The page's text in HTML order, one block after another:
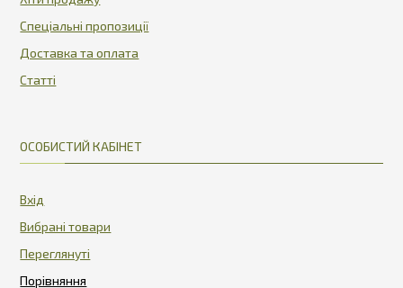
Спеціальні пропозиції
Доставка та оплата
Статті
ОСОБИСТИЙ КАБІНЕТ
Вхід
Вибрані товари
Переглянуті